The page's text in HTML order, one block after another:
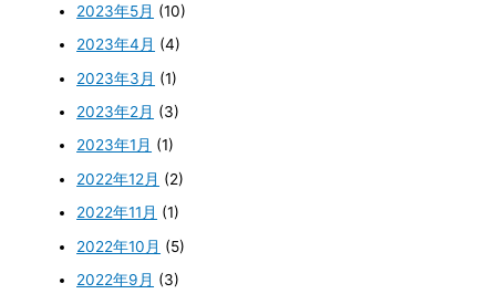
2023年5月 (10)
2023年4月 (4)
2023年3月 (1)
2023年2月 (3)
2023年1月 (1)
2022年12月 (2)
2022年11月 (1)
2022年10月 (5)
2022年9月 (3)